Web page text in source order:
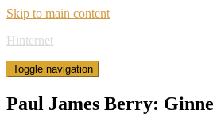
Skip to main content
Hinternet
Toggle navigation
Paul James Berry: